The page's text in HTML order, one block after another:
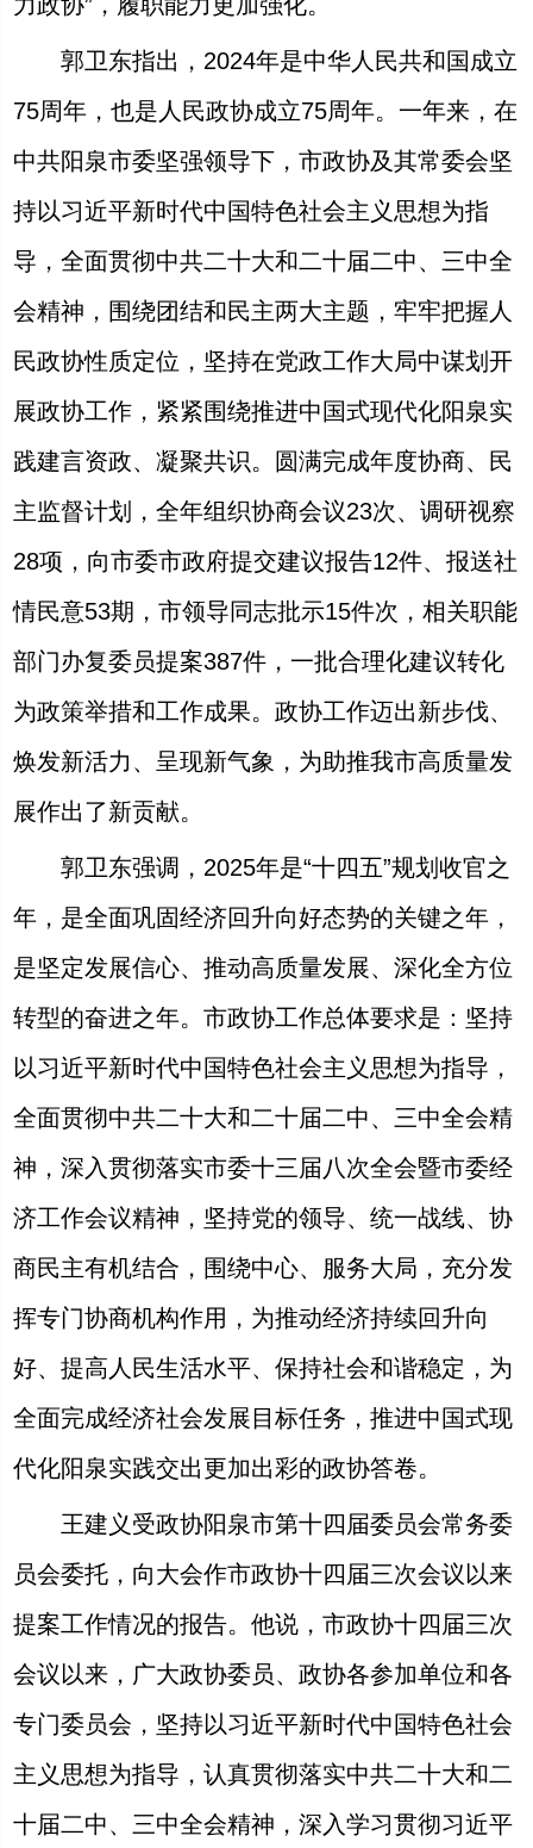
郭卫东指出，2024年是中华人民共和国成立
75周年，也是人民政协成立75周年。一年来，在
中共阳泉市委坚强领导下，市政协及其常委会坚
持以习近平新时代中国特色社会主义思想为指
导，全面贯彻中共二十大和二十届二中、三中全
会精神，围绕团结和民主两大主题，牢牢把握人
民政协性质定位，坚持在党政工作大局中谋划开
展政协工作，紧紧围绕推进中国式现代化阳泉实
践建言资政、凝聚共识。圆满完成年度协商、民
主监督计划，全年组织协商会议23次、调研视察
28项，向市委市政府提交建议报告12件、报送社
情民意53期，市领导同志批示15件次，相关职能
部门办复委员提案387件，一批合理化建议转化
为政策举措和工作成果。政协工作迈出新步伐、
焕发新活力、呈现新气象，为助推我市高质量发
展作出了新贡献。
郭卫东强调，2025年是“十四五”规划收官之
年，是全面巩固经济回升向好态势的关键之年，
是坚定发展信心、推动高质量发展、深化全方位
转型的奋进之年。市政协工作总体要求是：坚持
以习近平新时代中国特色社会主义思想为指导，
全面贯彻中共二十大和二十届二中、三中全会精
神，深入贯彻落实市委十三届八次全会暨市委经
济工作会议精神，坚持党的领导、统一战线、协
商民主有机结合，围绕中心、服务大局，充分发
挥专门协商机构作用，为推动经济持续回升向
好、提高人民生活水平、保持社会和谐稳定，为
全面完成经济社会发展目标任务，推进中国式现
代化阳泉实践交出更加出彩的政协答卷。
王建义受政协阳泉市第十四届委员会常务委
员会委托，向大会作市政协十四届三次会议以来
提案工作情况的报告。他说，市政协十四届三次
会议以来，广大政协委员、政协各参加单位和各
专门委员会，坚持以习近平新时代中国特色社会
主义思想为指导，认真贯彻落实中共二十大和二
十届二中、三中全会精神，深入学习贯彻习近平